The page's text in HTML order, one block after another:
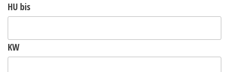
HU bis
KW